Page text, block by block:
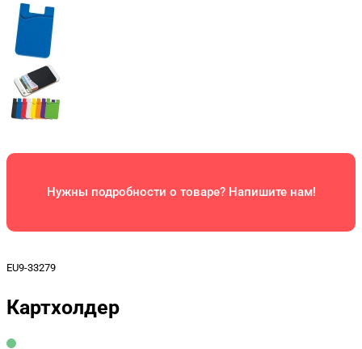
Нужны подробности о товаре? Напишите нам!
EU9-33279
Картхолдер